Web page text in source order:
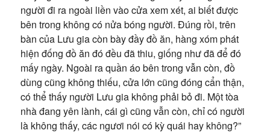
người đi ra ngoài liền vào cửa xem xét, ai biết được
bên trong không có nửa bóng người. Đúng rồi, trên
bàn của Lưu gia còn bày đầy đồ ăn, hàng xóm phát
hiện đống đồ ăn đó đều đã thiu, giống như đã để đó
mấy ngày. Ngoài ra quần áo bên trong vẫn còn, đồ
dùng cũng không thiếu, cửa lớn cũng đóng cẩn thận,
có thể thấy người Lưu gia không phải bỏ đi. Một tòa
nhà đang yên lành, cái gì cũng vẫn còn, chỉ có người
là không thấy, các ngươi nói có kỳ quái hay không?”